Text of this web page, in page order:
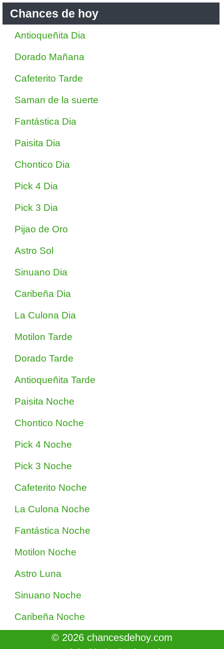
Chances de hoy
Antioqueñita Dia
Dorado Mañana
Cafeterito Tarde
Saman de la suerte
Fantástica Dia
Paisita Dia
Chontico Dia
Pick 4 Dia
Pick 3 Dia
Pijao de Oro
Astro Sol
Sinuano Dia
Caribeña Dia
La Culona Dia
Motilon Tarde
Dorado Tarde
Antioqueñita Tarde
Paisita Noche
Chontico Noche
Pick 4 Noche
Pick 3 Noche
Cafeterito Noche
La Culona Noche
Fantástica Noche
Motilon Noche
Astro Luna
Sinuano Noche
Caribeña Noche
© 2026 chancesdehoy.com